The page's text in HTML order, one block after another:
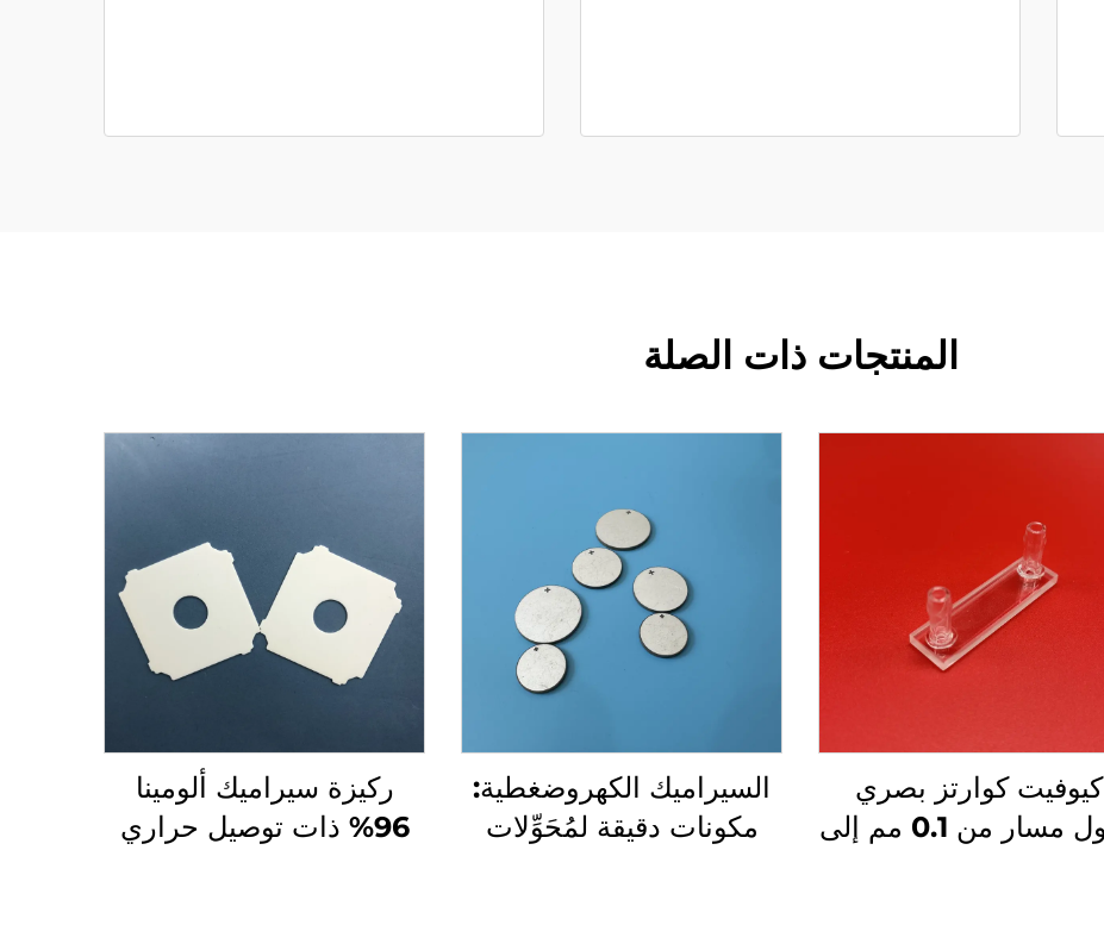
المنتجات ذات الصلة
كيوفيت كوارتز بصري
بطول مسار من 0.1 مم إلى
السيراميك الكهروضغطية:
مكونات دقيقة لمُحَوِّلات
ركيزة سيراميك ألومينا
96% ذات توصيل حراري